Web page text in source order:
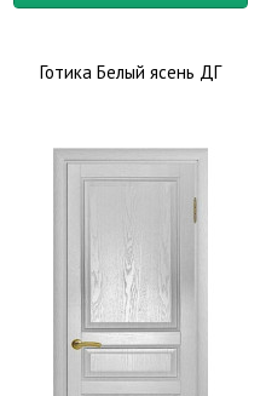
Готика Белый ясень ДГ